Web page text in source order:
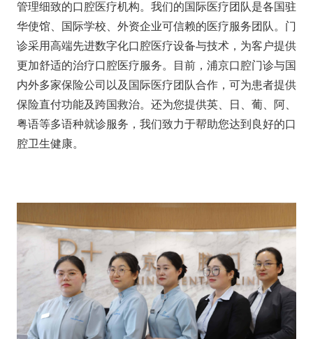
关于我们
医疗服务
微创植牙
牙齿矫正
管理细致的口腔医疗机构。我们的国际医疗团队是各国驻
华使馆、国际学校、外资企业可信赖的医疗服务团队。门
诊采用高端先进数字化口腔医疗设备与技术，为客户提供
更加舒适的治疗口腔医疗服务。目前，浦京口腔门诊与国
内外多家保险公司以及国际医疗团队合作，可为患者提供
保险直付功能及跨国救治。还为您提供英、日、葡、阿、
粤语等多语种就诊服务，我们致力于帮助您达到良好的口
腔卫生健康。